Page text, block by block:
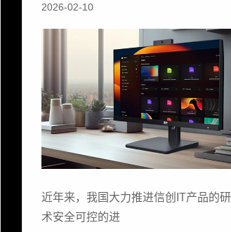
2026-02-10
近年来，我国大力推进信创IT产品的
术安全可控的进